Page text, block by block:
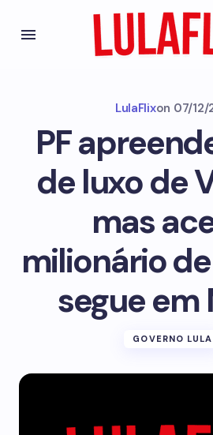
LulaFlixon 07/12/
PF
de luxo de
mas
milionário
segue em
GOVERNO LULA